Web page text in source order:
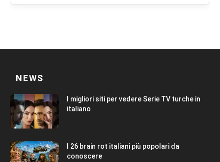
NEWS
I migliori siti per vedere Serie TV turche in
italiano
I 26 brain rot italiani più popolari da
conoscere